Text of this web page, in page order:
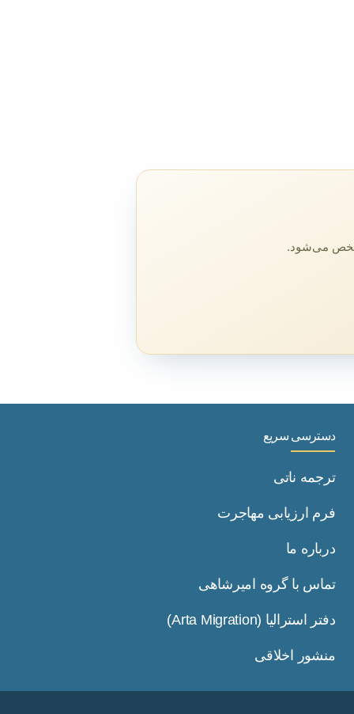
مشخص می‌شود.
دسترسی سریع
ترجمه ناتی
فرم ارزیابی مهاجرت
درباره ما
تماس با گروه امیرشاهی
دفتر استرالیا (Arta Migration)
منشور اخلاقی